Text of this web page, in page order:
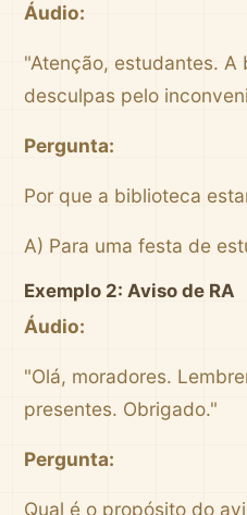
Áudio:
"Atenção, estudantes.
desculpas pelo
Pergunta:
Por que a biblioteca
A) Para uma festa de
Exemplo 2: Aviso de RA
Áudio:
"Olá, moradores.
presentes. Obrigado."
Pergunta:
Qual é o propósito do